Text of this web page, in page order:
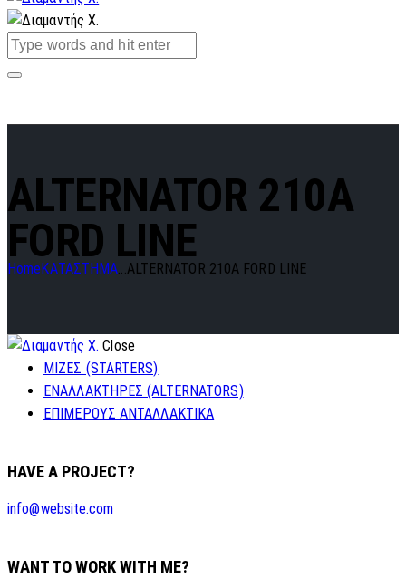
ALTERNATOR 210A
FORD LINE
Home ΚΑΤΑΣΤΗΜΑ...ALTERNATOR 210A FORD LINE
Close
ΜΙΖΕΣ (STARTERS)
ΕΝΑΛΛΑΚΤΗΡΕΣ (ALTERNATORS)
ΕΠΙΜΕΡΟΥΣ ΑΝΤΑΛΛΑΚΤΙΚΑ
HAVE A PROJECT?
info@website.com
WANT TO WORK WITH ME?